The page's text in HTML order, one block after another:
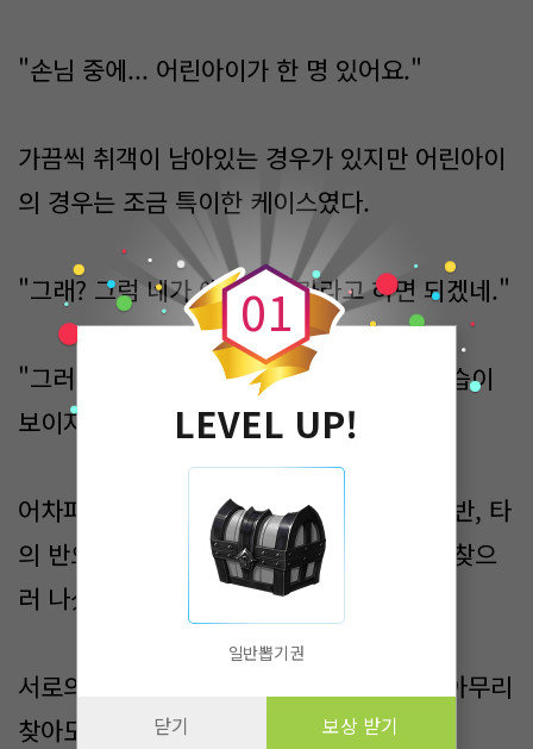
"손님 중에... 어린아이가 한 명 있어요."
가끔씩 취객이 남아있는 경우가 있지만 어린아이
의 경우는 조금 특이한 케이스였다.
"그래? 그럼 네가 애한테 나가라고 하면 되겠네."
"그러고 싶은데... 아이 목소리만 들리고 모습이
보이지를 않아요."
어차피 나는 귀신을 볼 수도 없었기에 자의 반, 타
의 반으로 랜턴을 들고 후임과 함께 아이를 찾으
러 나섰다.
서로의 발소리만이 지하철에 울려 퍼질 뿐 아무리
찾아도 아이는 보이지 않았다.
0
0
1
LEVEL UP!
일반뽑기권
닫기 보상 받기